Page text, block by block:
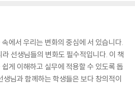
첫 번째 앱 배포하기
다지기
과 함께 사용하는 리얼 실무 자동화
방법까지 상세한 실습 과정 설명
스 자동화, 생특 작성까지 바로 사용할 수
에서 우리는 변화의 중심에 서 있습니다.
선생님들의 변화도 필수적입니다. 이 책
게 이해하고 실무에 적용할 수 있도록 돕
님과 함께하는 학생들은 보다 창의적이